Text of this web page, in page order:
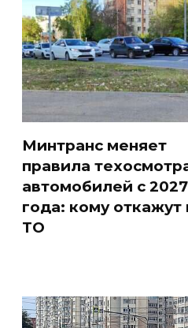
Минтранс меняет
правила
автомобилей с 2027
года: кому откажут
ТО